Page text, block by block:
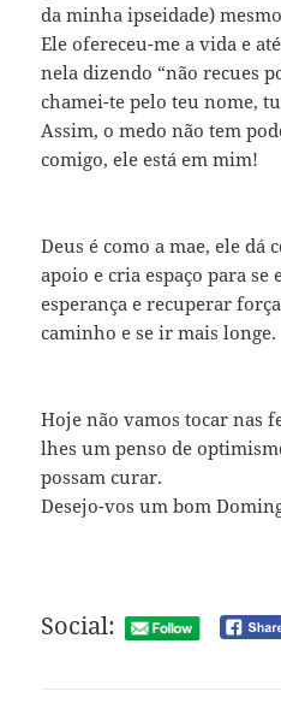
da minha ipseidade)
Ele ofereceu-me a vida e
nela dizendo “não recues
chamei-te pelo teu nome,
Assim, o medo não tem
comigo, ele está em mim!
Deus é como a mae, ele dá
apoio e cria espaço para
esperança e recuperar
caminho e se ir mais longe.
Hoje não vamos tocar nas
lhes um penso de
possam curar.
Desejo-vos um bom
Social: